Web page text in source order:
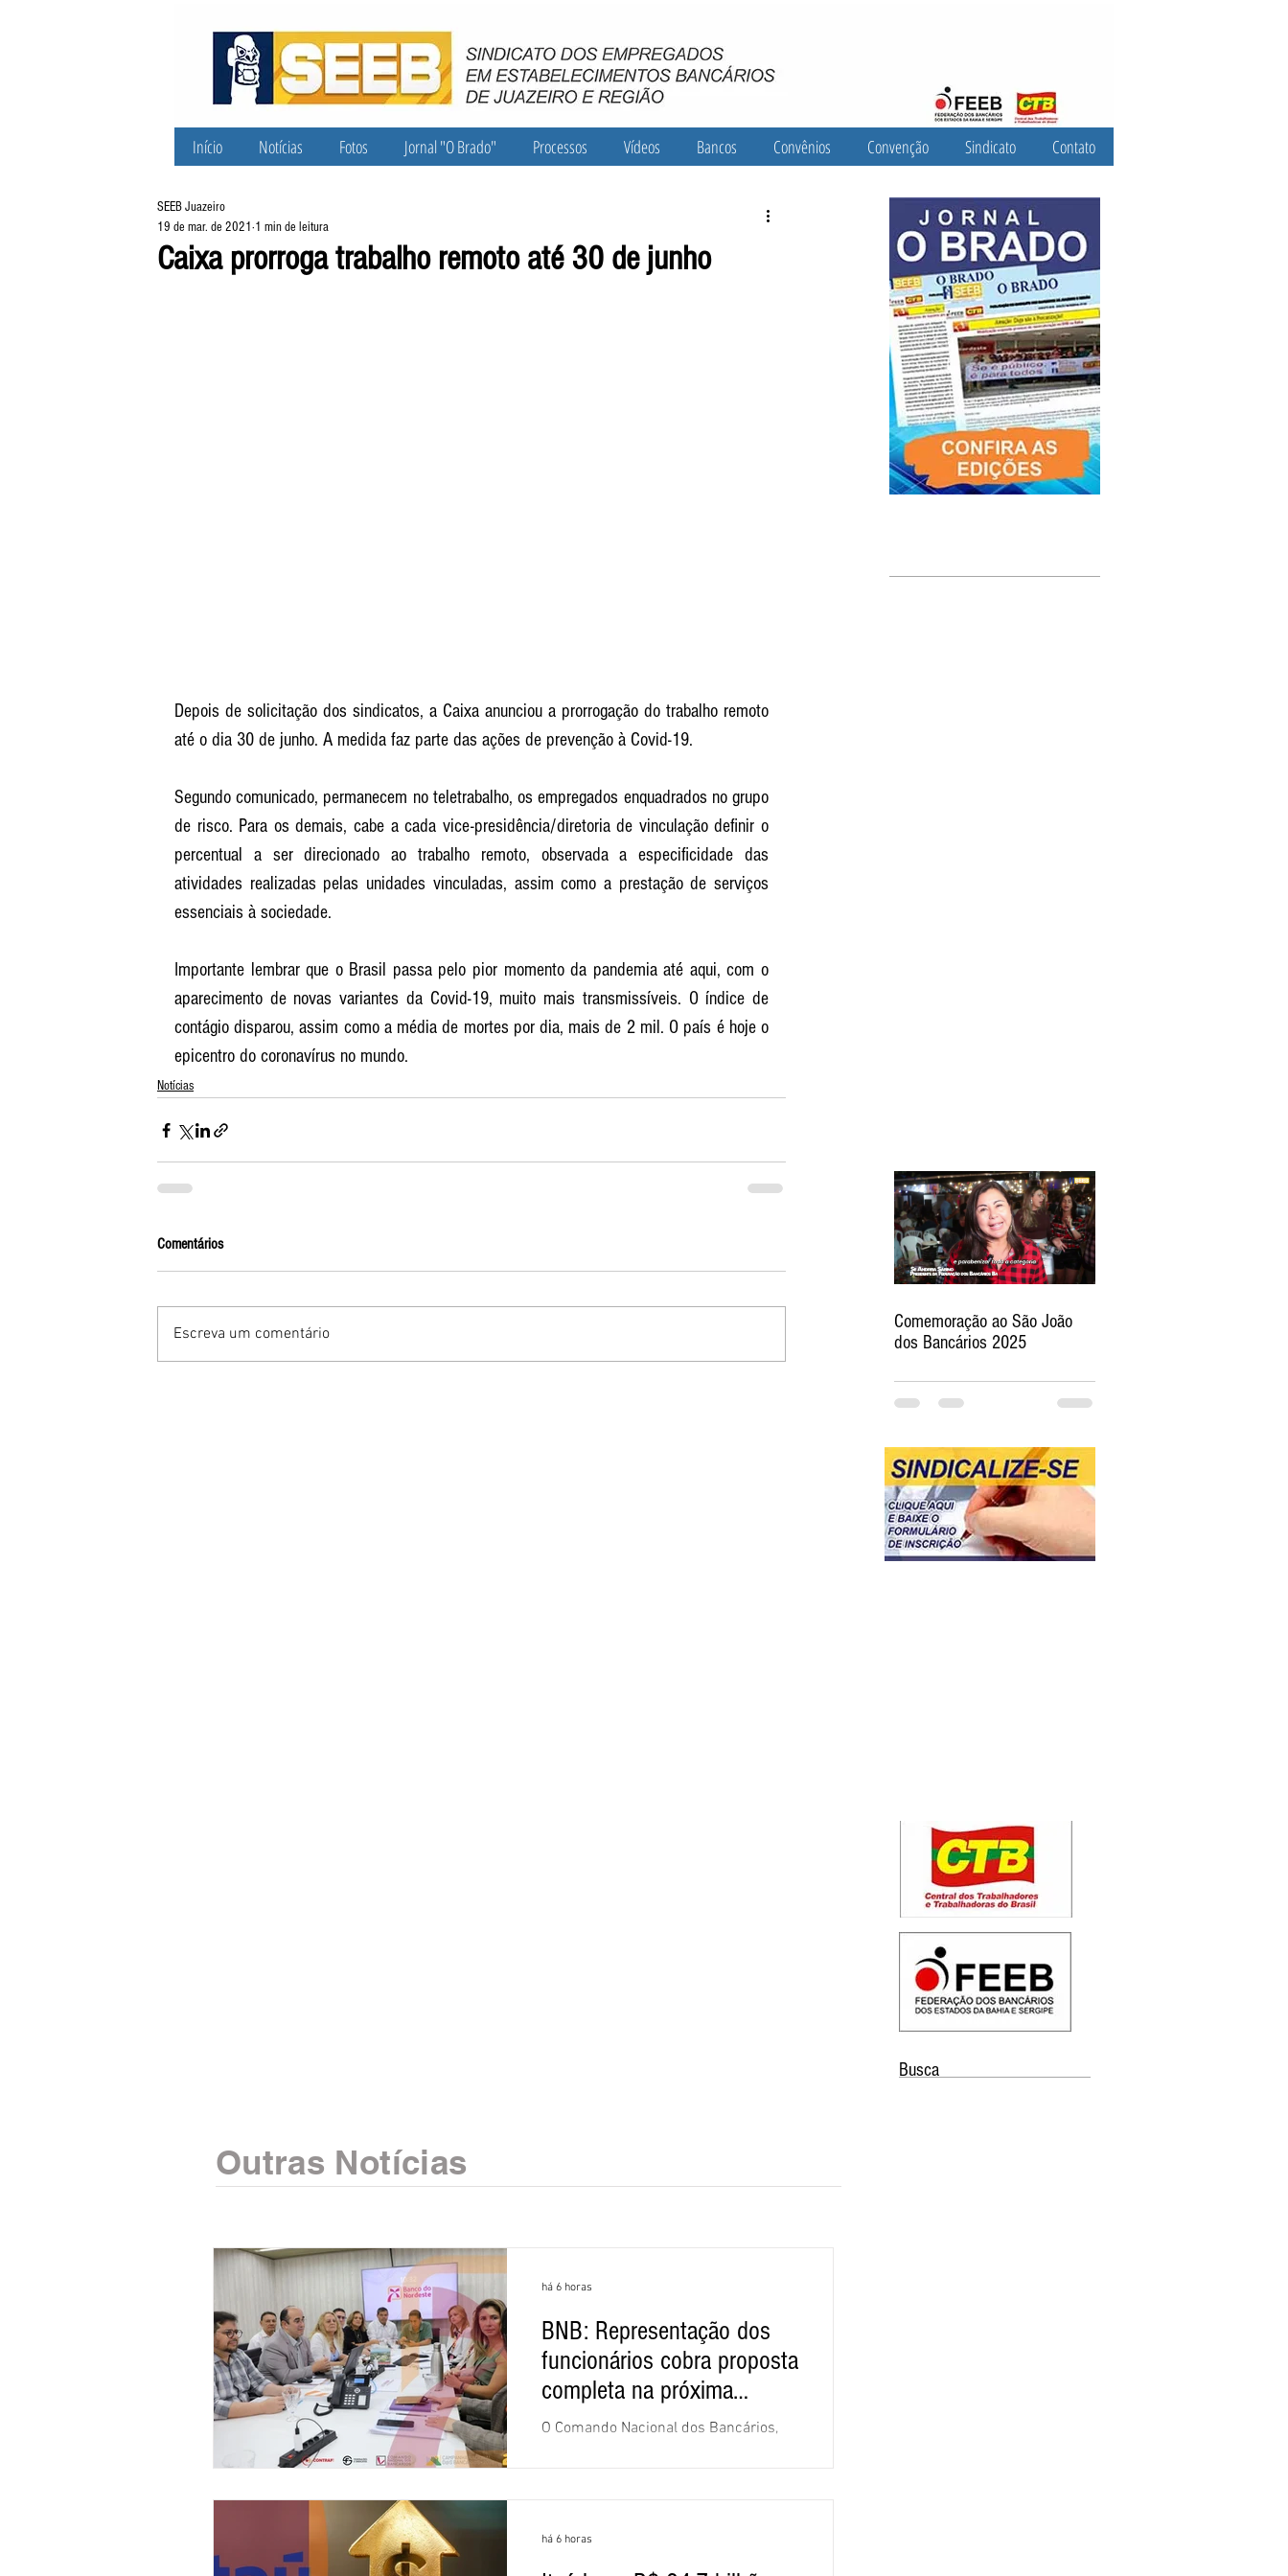
Início Notícias Fotos Jornal "O Brado" Processos Vídeos Bancos Convênios Convenção Sindicato Contato
Caixa prorroga trabalho remoto até 30 de junho
SEEB Juazeiro
19 de mar. de 2021 1 min de leitura
Depois de solicitação dos sindicatos, a Caixa anunciou a prorrogação do trabalho remoto
até o dia 30 de junho. A medida faz parte das ações de prevenção à Covid-19.
Segundo comunicado, permanecem no teletrabalho, os empregados enquadrados no grupo
de risco. Para os demais, cabe a cada vice-presidência/diretoria de vinculação definir o
percentual a ser direcionado ao trabalho remoto, observada a especificidade das
atividades realizadas pelas unidades vinculadas, assim como a prestação de serviços
essenciais à sociedade.
Importante lembrar que o Brasil passa pelo pior momento da pandemia até aqui, com o
aparecimento de novas variantes da Covid-19, muito mais transmissíveis. O índice de
contágio disparou, assim como a média de mortes por dia, mais de 2 mil. O país é hoje o
epicentro do coronavírus no mundo.
Notícias
Comentários
Escreva um comentário
Comemoração ao São João
dos Bancários 2025
Busca
Outras Notícias
BNB: Representação dos
funcionários cobra proposta
completa na próxima
negociação
O Comando Nacional dos Bancários,
dos Funcionários do Banco do
Nordeste do Brasil (CNFBNB), concluiu
apresentação e o debate da pauta
específica dos trabalhadores do BNB.
há 6 horas
há 6 horas